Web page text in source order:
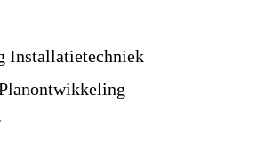
Installatietechniek